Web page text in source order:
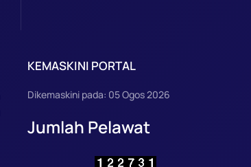
KEMASKINI PORTAL
Dikemaskini pada: 05 Ogos 2026
Jumlah Pelawat